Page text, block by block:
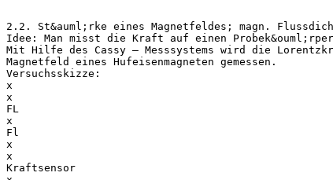
2.2. St&auml;rke eines Magnetfeldes; magn.
Idee: Man misst die Kraft auf einen
Mit Hilfe des Cassy – Messsystems wird die
Magnetfeld eines Hufeisenmagneten gemessen.
Versuchsskizze:
x
x
FL
x
Fl
x
x
Kraftsensor